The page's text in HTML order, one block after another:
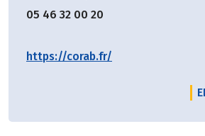
05 46 32 00 20
https://corab.fr/